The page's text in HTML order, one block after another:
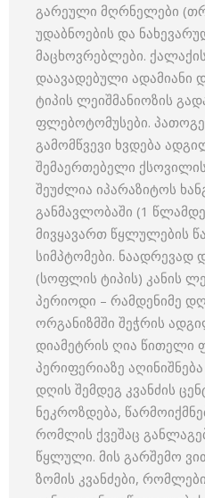
გარეული მღრნელები
უდაბნოების და
მაცხოვრებლები.
დაავადებული ადამიანი
ტიპის ლეიშმანიოზის
ფლებოტომუსები.
გამომწვევი ხვდება
შემაერთებელი
შეუძლია იპარაზიტოს
განმავლობაში (1
მივყავართ წყლულების
სიმპტომები.
(სოფლის ტიპის) კანის
პერიოდი – რამდენიმე
ორგანიზმში შეჭრის
დიამეტრის ღია წითელი
პერიფერიაზე აღინიშნება
დღის შემდეგ კვანძის
ნეკროზდება,
რომლის ქვეშაც
წყლული. მის გარშემო
ზომის კვანძები,